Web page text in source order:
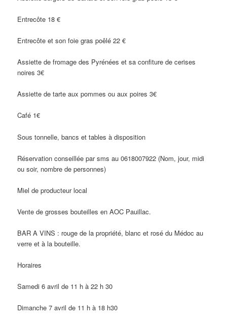
Entrecôte 18 €
Entrecôte et son foie gras poêlé 22 €
Assiette de fromage des Pyrénées et sa confiture de cerises
noires 3€
Assiette de tarte aux pommes ou aux poires 3€
Café 1€
Sous tonnelle, bancs et tables à disposition
Réservation conseillée par sms au 0618007922 (Nom, jour, midi
ou soir, nombre de personnes)
Miel de producteur local
Vente de grosses bouteilles en AOC Pauillac.
BAR A VINS : rouge de la propriété, blanc et rosé du Médoc au
verre et à la bouteille.
Horaires
Samedi 6 avril de 11 h à 22 h 30
Dimanche 7 avril de 11 h à 18 h30